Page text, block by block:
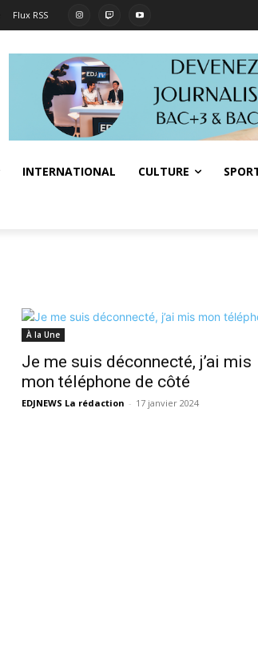
Flux RSS
INTERNATIONAL CULTURE
À la Une
Je me suis déconnecté, j’ai mis
mon téléphone de côté
EDJNEWS La rédaction - 17 janvier 2024